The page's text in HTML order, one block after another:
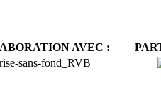
AVEC :